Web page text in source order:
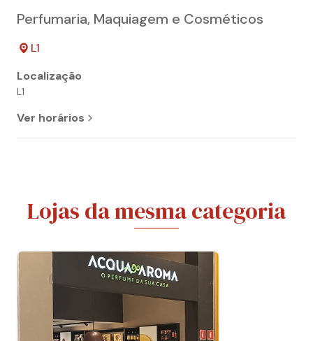
Perfumaria, Maquiagem e Cosméticos
L1
Localização
L1
Ver horários
Lojas da mesma categoria